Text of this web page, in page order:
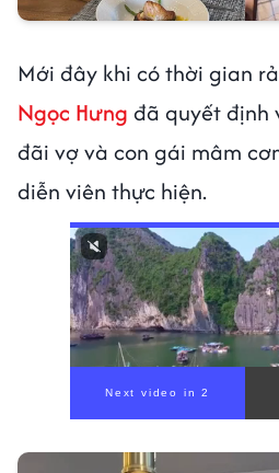
Mới đây khi có thời gian
Ngọc Hưng đã quyết định
đãi vợ và con gái mâm
diễn viên thực hiện.
00:00/ 00:56